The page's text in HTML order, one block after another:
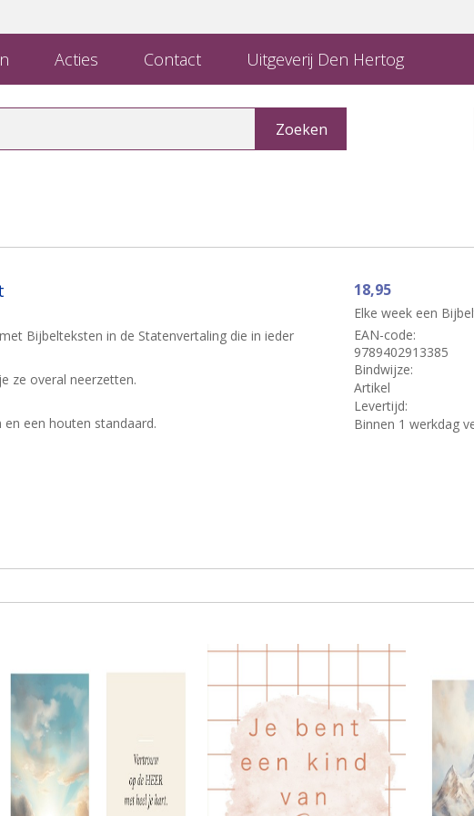
Acties Contact Uitgeverij Den Hertog
Bijbelteksten in de Statenvertaling die in ieder
ze overal neerzetten.
een houten standaard.
18,95
Elke week een
EAN-code:
9789402913385
Bindwijze:
Artikel
Levertijd:
Binnen 1 werkdag